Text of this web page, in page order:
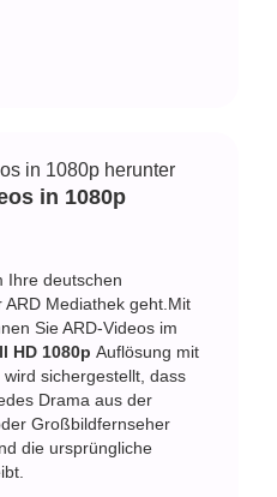
in 1080p
Ihre deutschen
Mediathek geht.Mit
Sie ARD-Videos im
HD 1080pAuflösung mit
sichergestellt, dass
Drama aus der
Großbildfernseher
die ursprüngliche